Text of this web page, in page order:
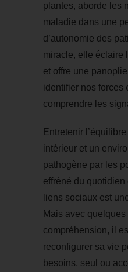
plantes, aborde les
maladie dans une
d’autonomie des
miracle, elle éclaire
et offre une
identifier nos forces
comprendre les
Entretenir
intérieur et un
pathogène par les
effréné du
liens sociaux est
Mais avec quelques
compréhension, il
reconfigurer sa vie
besoins, seul ou